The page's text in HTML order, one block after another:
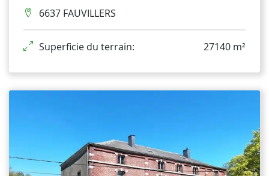
6637 FAUVILLERS
Superficie du terrain: 27140 m²